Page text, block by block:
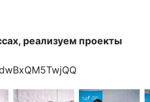
реализуем проекты